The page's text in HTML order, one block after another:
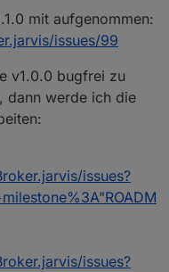
mit aufgenommen:
issues/99
v1.0.0 bugfrei zu
dann werde ich die
issues?
issues?